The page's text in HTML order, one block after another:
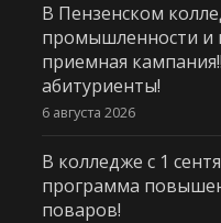
В Пензенском
промышленности и
приемная
абитуриенты!
6 августа 2026
В колледже с 1
программа
поваров!